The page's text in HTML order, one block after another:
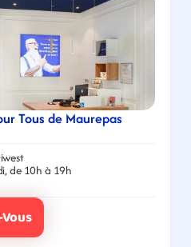
Tous de Maurepas
de 10h à 19h